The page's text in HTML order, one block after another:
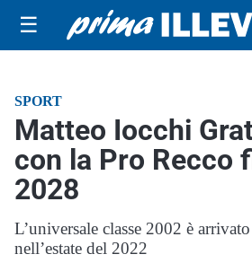
☰
SPORT
Matteo Iocchi
con la Pro Recco
2028
L’universale classe 2002 è
nell’estate del 2022